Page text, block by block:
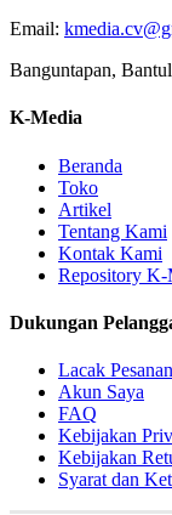
Email:
Banguntapan,
K-Media
Beranda
Toko
Artikel
Tentang Kami
Kontak Kami
Repository K-
Dukungan
Lacak Pesanan
Akun Saya
FAQ
Kebijakan
Kebijakan
Syarat dan